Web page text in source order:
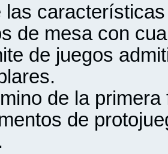
las
de mesa con
de juegos
de la
de
.